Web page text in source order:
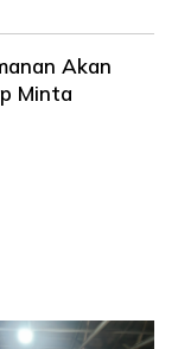
Akan
Minta